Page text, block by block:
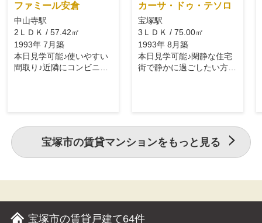
ファミール安倉
中山寺駅
2ＬＤＫ / 57.42㎡
1993年 7月築
本日見学可能♪使いやすい
間取り♪近隣にコンビニ有
カーサ・ドゥ・テソロ
宝塚駅
3ＬＤＫ / 75.00㎡
1993年 8月築
本日見学可能♪閑静な住宅
街で静かに過ごしたい方に
宝塚市の賃貸マンションをもっと見る
宝塚市の賃貸戸建て64件